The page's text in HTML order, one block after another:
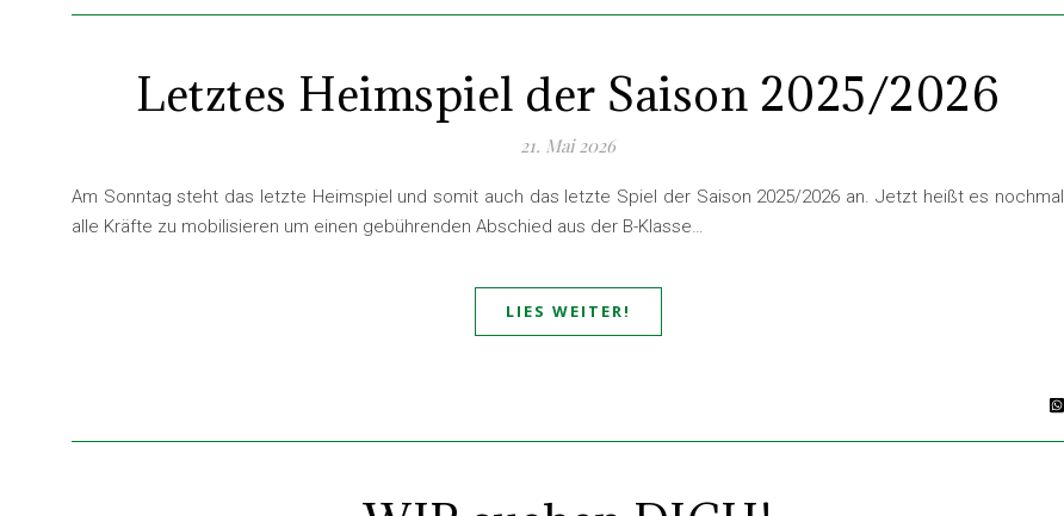
Letztes Heimspiel der Saison 2025/2026
21. Mai 2026
Am Sonntag steht das letzte Heimspiel und somit auch das letzte Spiel der Saison 2025/2026 an. Jetzt heißt es nochmal
alle Kräfte zu mobilisieren um einen gebührenden Abschied aus der B-Klasse…
LIES WEITER!